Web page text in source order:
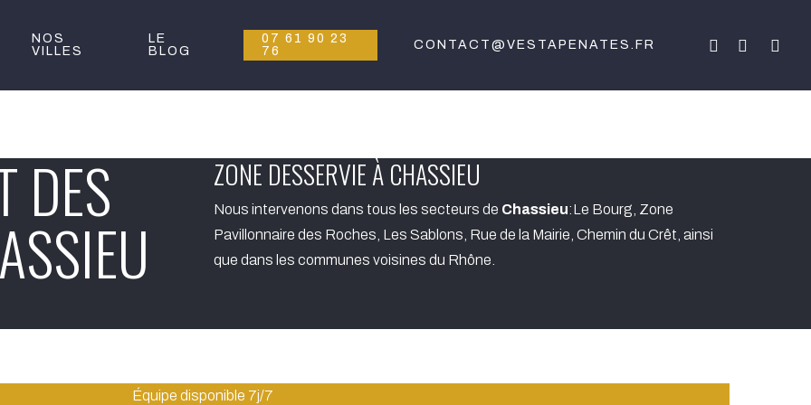
NOS
VILLES
LE
BLOG
07 61 90 23
76
CONTACT@VESTAPENATES.FR FACEBOOK
LINKEDIN
DES ZONE DESSERVIE À CHASSIEU
Nous intervenons dans tous les secteurs de Chassieu:Le Bourg, Zone
Pavillonnaire des Roches, Les Sablons, Rue de la Mairie, Chemin du Crêt, ainsi
que dans les communes voisines du Rhône.
Équipe disponible 7j/7